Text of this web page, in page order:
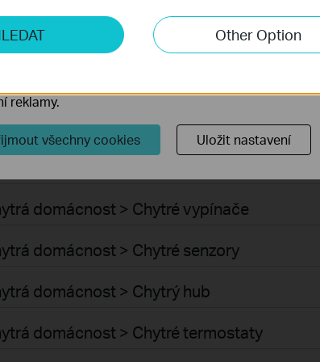
Accessories Compatibility
domácnost > Chytré zásuvky
domácnost > Chytré vypínače
domácnost > Chytré senzory
domácnost > Chytrý hub
domácnost > Chytré termostaty
Other Option
cookies
analyzovat vaše aktivity na našich webových
jejich funkčnosti.
mohou prostřednictvím našich webových
reklamy.
všechny cookies Uložit nastavení